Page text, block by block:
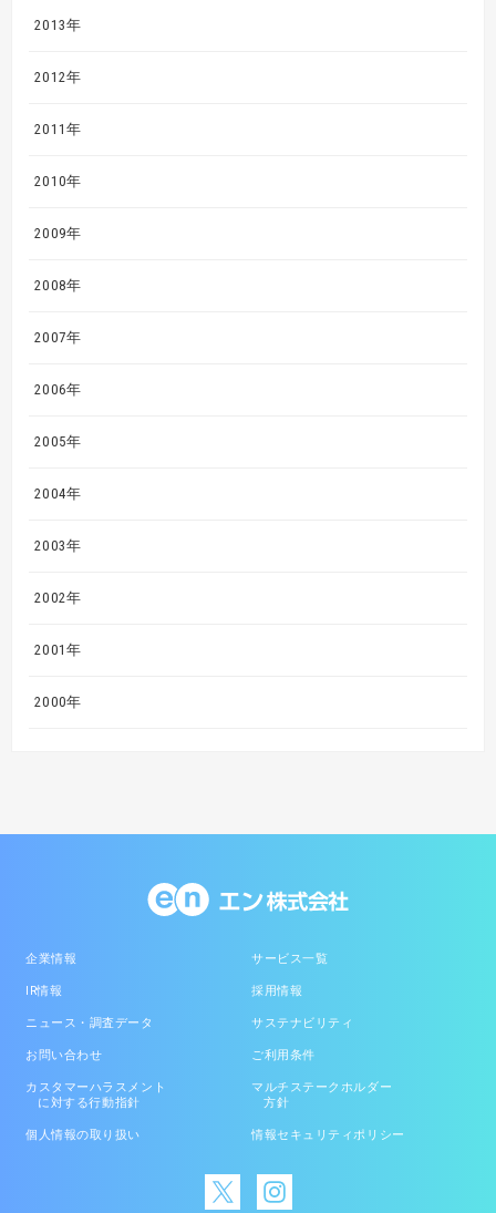
2013年
2012年
2011年
2010年
2009年
2008年
2007年
2006年
2005年
2004年
2003年
2002年
2001年
2000年
企業情報 サービス一覧
IR情報 採用情報
ニュース・調査データ サステナビリティ
お問い合わせ ご利用条件
カスタマーハラスメント
に対する行動指針
マルチステークホルダー
方針
個人情報の取り扱い 情報セキュリティポリシー